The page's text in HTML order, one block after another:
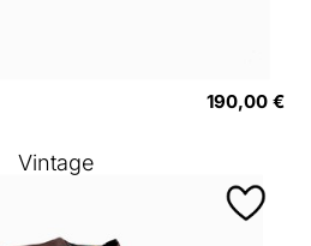
190,00 €
Vintage